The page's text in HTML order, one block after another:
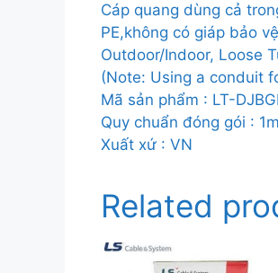
Cáp quang dùng cả
PE,không có giáp bảo
Outdoor/Indoor, Loose
(Note: Using a conduit
Mã sản phẩm : LT-
Quy chuẩn đóng gói :
Xuất xứ : VN
Related